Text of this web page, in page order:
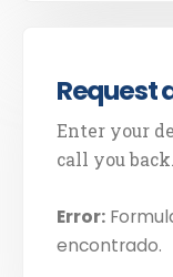
Request
Enter your
call you back.
Error:
encontrado.